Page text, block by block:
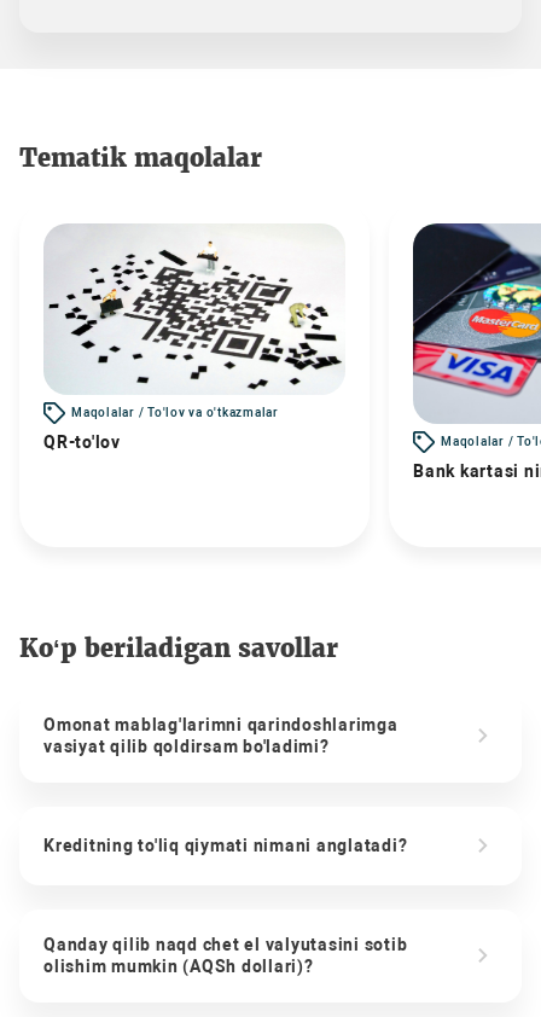
Tematik maqolalar
Maqolalar / To'lov va o'tkazmalar
QR-to'lov Maqolalar /
Bank kartasi
Ko‘p beriladigan savollar
Omonat mablag'larimni qarindoshlarimga
vasiyat qilib qoldirsam bo'ladimi?
Kreditning to'liq qiymati nimani anglatadi?
Qanday qilib naqd chet el valyutasini sotib
olishim mumkin (AQSh dollari)?